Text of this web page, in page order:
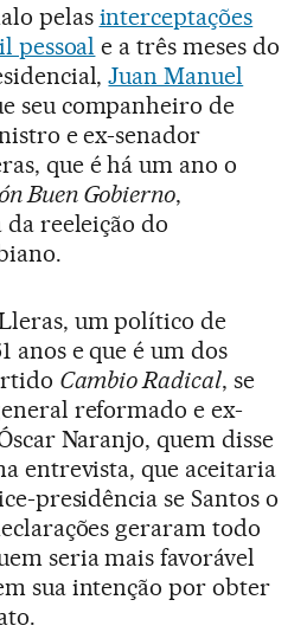
pelas interceptações
pessoal e a três meses do
Juan Manuel
seu companheiro de
e ex-senador
que é há um ano o
Buen Gobierno,
reeleição do
um político de
anos e que é um dos
Cambio Radical, se
reformado e ex-
Naranjo, quem disse
entrevista, que aceitaria
presidência se Santos o
geraram todo
seria mais favorável
sua intenção por obter